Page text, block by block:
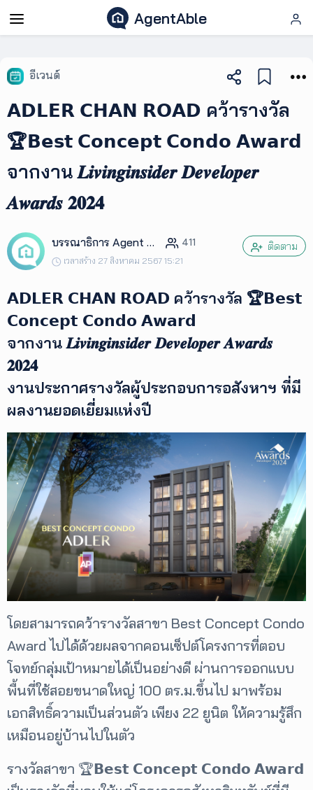
AgentAble
AgentAble
เอเจ
AgentClub
UpSkill
Podcast
เพิ่ม
เติม
ติดต่อ
เรา
การ
ให้
บริการ
ดาวน์
โหลด
แอปฯ
อีเวนต์
𝗔𝗗𝗟𝗘𝗥 𝗖𝗛𝗔𝗡 𝗥𝗢𝗔𝗗 คว้ารางวัล
🏆𝗕𝗲𝘀𝘁 𝗖𝗼𝗻𝗰𝗲𝗽𝘁 𝗖𝗼𝗻𝗱𝗼 𝗔𝘄𝗮𝗿𝗱
จากงาน 𝑳𝒊𝒗𝒊𝒏𝒈𝒊𝒏𝒔𝒊𝒅𝒆𝒓 𝑫𝒆𝒗𝒆𝒍𝒐𝒑𝒆𝒓
𝑨𝒘𝒂𝒓𝒅𝒔 𝟐𝟎𝟐𝟒
บรรณาธิการ Agent Club 411
เวลาสร้าง 27 สิงหาคม 2567 15:21
ติดตาม
𝗔𝗗𝗟𝗘𝗥 𝗖𝗛𝗔𝗡 𝗥𝗢𝗔𝗗 คว้ารางวัล 🏆𝗕𝗲𝘀𝘁
𝗖𝗼𝗻𝗰𝗲𝗽𝘁 𝗖𝗼𝗻𝗱𝗼 𝗔𝘄𝗮𝗿𝗱
จากงาน 𝑳𝒊𝒗𝒊𝒏𝒈𝒊𝒏𝒔𝒊𝒅𝒆𝒓 𝑫𝒆𝒗𝒆𝒍𝒐𝒑𝒆𝒓 𝑨𝒘𝒂𝒓𝒅𝒔
𝟐𝟎𝟐𝟒
งานประกาศรางวัลผู้ประกอบการอสังหาฯ ที่มี
ผลงานยอดเยี่ยมแห่งปี
โดยสามารถคว้ารางวัลสาขา Best Concept Condo
Award ไปได้ด้วยผลจากคอนเซ็ปต์โครงการที่ตอบ
โจทย์กลุ่มเป้าหมายได้เป็นอย่างดี ผ่านการออกแบบ
พื้นที่ใช้สอยขนาดใหญ่ 100 ตร.ม.ขึ้นไป มาพร้อม
เอกสิทธิ์ความเป็นส่วนตัว เพียง 22 ยูนิต ให้ความรู้สึก
เหมือนอยู่บ้านไปในตัว
รางวัลสาขา 🏆𝗕𝗲𝘀𝘁 𝗖𝗼𝗻𝗰𝗲𝗽𝘁 𝗖𝗼𝗻𝗱𝗼 𝗔𝘄𝗮𝗿𝗱